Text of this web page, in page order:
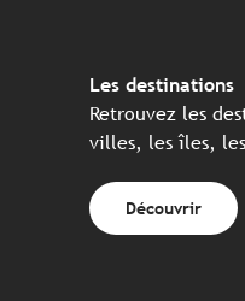
Les destinations
Retrouvez les
villes, les îles,
Découvrir